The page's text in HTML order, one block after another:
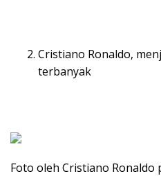
Cristiano Ronaldo,
terbanyak
Foto oleh Cristiano Ronaldo